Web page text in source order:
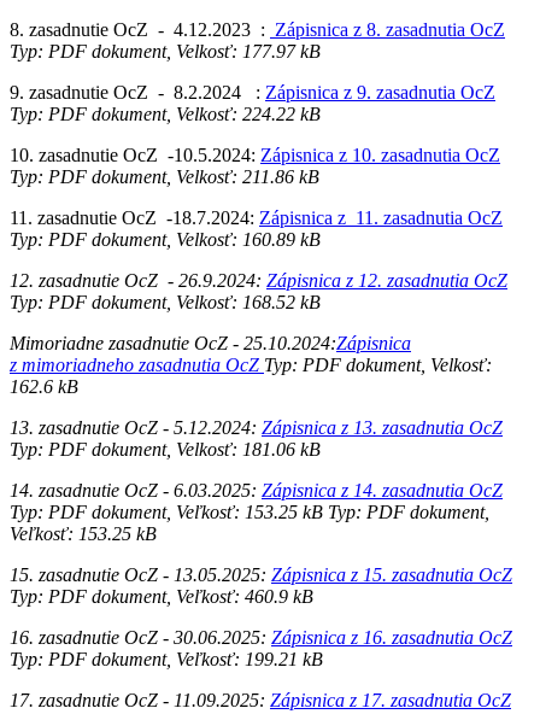
8. zasadnutie OcZ - 4.12.2023 : Zápisnica z 8. zasadnutia OcZ
Typ: PDF dokument, Velkosť: 177.97 kB
9. zasadnutie OcZ - 8.2.2024 : Zápisnica z 9. zasadnutia OcZ
Typ: PDF dokument, Velkosť: 224.22 kB
10. zasadnutie OcZ -10.5.2024: Zápisnica z 10. zasadnutia OcZ
Typ: PDF dokument, Velkosť: 211.86 kB
11. zasadnutie OcZ -18.7.2024: Zápisnica z 11. zasadnutia OcZ
Typ: PDF dokument, Velkosť: 160.89 kB
12. zasadnutie OcZ - 26.9.2024: Zápisnica z 12. zasadnutia OcZ
Typ: PDF dokument, Velkosť: 168.52 kB
Mimoriadne zasadnutie OcZ - 25.10.2024:Zápisnica
z mimoriadneho zasadnutia OcZ Typ: PDF dokument, Velkosť:
162.6 kB
13. zasadnutie OcZ - 5.12.2024: Zápisnica z 13. zasadnutia OcZ
Typ: PDF dokument, Velkosť: 181.06 kB
14. zasadnutie OcZ - 6.03.2025: Zápisnica z 14. zasadnutia OcZ
Typ: PDF dokument, Veľkosť: 153.25 kB Typ: PDF dokument,
Veľkosť: 153.25 kB
15. zasadnutie OcZ - 13.05.2025: Zápisnica z 15. zasadnutia OcZ
Typ: PDF dokument, Veľkosť: 460.9 kB
16. zasadnutie OcZ - 30.06.2025: Zápisnica z 16. zasadnutia OcZ
Typ: PDF dokument, Veľkosť: 199.21 kB
17. zasadnutie OcZ - 11.09.2025: Zápisnica z 17. zasadnutia OcZ